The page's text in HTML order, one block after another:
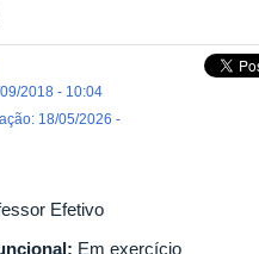
2018 - 10:04
18/05/2026 -
Efetivo
Em exercício